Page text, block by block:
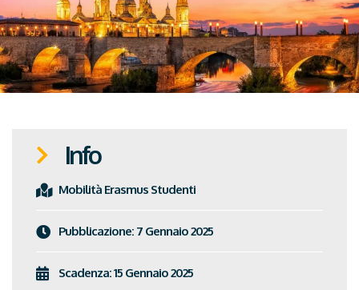
Info
Mobilità Erasmus Studenti
Pubblicazione: 7 Gennaio 2025
Scadenza: 15 Gennaio 2025